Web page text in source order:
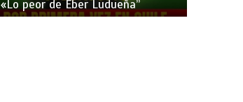
«Lo peor de Eber Ludueña”